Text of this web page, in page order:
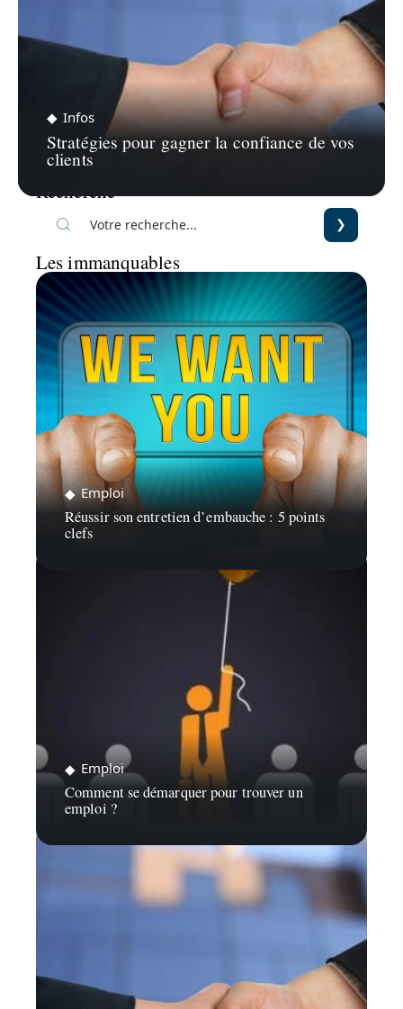
Infos
Stratégies pour gagner la confiance de vos
clients
Recherche
Les immanquables
Emploi
Réussir son entretien d’embauche : 5 points
clefs
Emploi
Comment se démarquer pour trouver un
emploi ?